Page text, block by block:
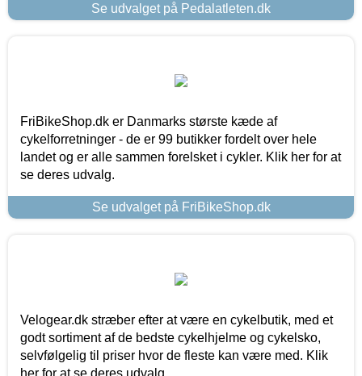
Se udvalget på Pedalatleten.dk
FriBikeShop.dk er Danmarks største kæde af
cykelforretninger - de er 99 butikker fordelt over hele
landet og er alle sammen forelsket i cykler. Klik her for at
se deres udvalg.
Se udvalget på FriBikeShop.dk
Velogear.dk stræber efter at være en cykelbutik, med et
godt sortiment af de bedste cykelhjelme og cykelsko,
selvfølgelig til priser hvor de fleste kan være med. Klik
her for at se deres udvalg.